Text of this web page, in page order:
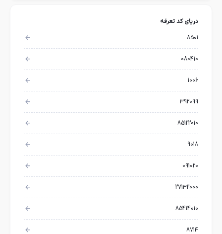
دریای کد تعرفه
8501
080410
1006
392099
85122010
9018
091020
27132000
85414010
8714